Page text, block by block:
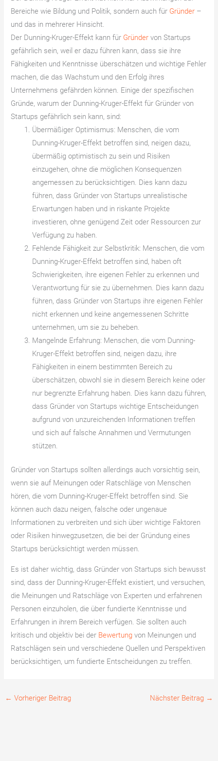
Bereiche wie Bildung und Politik, sondern auch für Gründer –
und das in mehrerer Hinsicht.
Der Dunning-Kruger-Effekt kann für Gründer von Startups
gefährlich sein, weil er dazu führen kann, dass sie ihre
Fähigkeiten und Kenntnisse überschätzen und wichtige Fehler
machen, die das Wachstum und den Erfolg ihres
Unternehmens gefährden können. Einige der spezifischen
Gründe, warum der Dunning-Kruger-Effekt für Gründer von
Startups gefährlich sein kann, sind:
Übermäßiger Optimismus: Menschen, die vom
Dunning-Kruger-Effekt betroffen sind, neigen dazu,
übermäßig optimistisch zu sein und Risiken
einzugehen, ohne die möglichen Konsequenzen
angemessen zu berücksichtigen. Dies kann dazu
führen, dass Gründer von Startups unrealistische
Erwartungen haben und in riskante Projekte
investieren, ohne genügend Zeit oder Ressourcen zur
Verfügung zu haben.
Fehlende Fähigkeit zur Selbstkritik: Menschen, die vom
Dunning-Kruger-Effekt betroffen sind, haben oft
Schwierigkeiten, ihre eigenen Fehler zu erkennen und
Verantwortung für sie zu übernehmen. Dies kann dazu
führen, dass Gründer von Startups ihre eigenen Fehler
nicht erkennen und keine angemessenen Schritte
unternehmen, um sie zu beheben.
Mangelnde Erfahrung: Menschen, die vom Dunning-
Kruger-Effekt betroffen sind, neigen dazu, ihre
Fähigkeiten in einem bestimmten Bereich zu
überschätzen, obwohl sie in diesem Bereich keine oder
nur begrenzte Erfahrung haben. Dies kann dazu führen,
dass Gründer von Startups wichtige Entscheidungen
aufgrund von unzureichenden Informationen treffen
und sich auf falsche Annahmen und Vermutungen
stützen.
Gründer von Startups sollten allerdings auch vorsichtig sein,
wenn sie auf Meinungen oder Ratschläge von Menschen
hören, die vom Dunning-Kruger-Effekt betroffen sind. Sie
können auch dazu neigen, falsche oder ungenaue
Informationen zu verbreiten und sich über wichtige Faktoren
oder Risiken hinwegzusetzen, die bei der Gründung eines
Startups berücksichtigt werden müssen.
Es ist daher wichtig, dass Gründer von Startups sich bewusst
sind, dass der Dunning-Kruger-Effekt existiert, und versuchen,
die Meinungen und Ratschläge von Experten und erfahrenen
Personen einzuholen, die über fundierte Kenntnisse und
Erfahrungen in ihrem Bereich verfügen. Sie sollten auch
kritisch und objektiv bei der Bewertung von Meinungen und
Ratschlägen sein und verschiedene Quellen und Perspektiven
berücksichtigen, um fundierte Entscheidungen zu treffen.
← Vorheriger Beitrag Nächster Beitrag →